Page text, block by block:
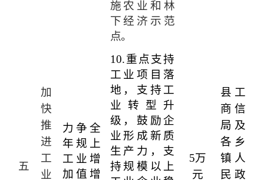
施农业和林
下经济示范
点。
五
加
快
推
进
工
业
力争全
年规上
工业增
加值增
10.重点支持
工业项目落
地，支持工
业转型升
级，鼓励企
业形成新质
生产力，支
持规模以上
5万
元
县工
商信
局及
各乡
镇人
民政